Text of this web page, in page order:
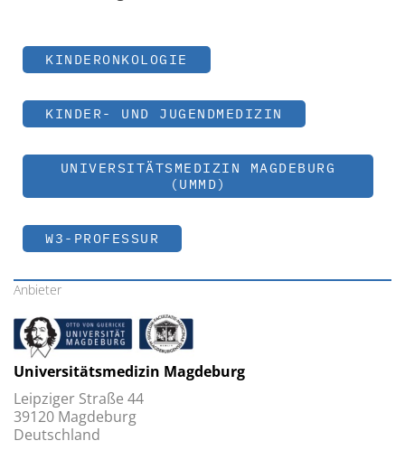
KINDERONKOLOGIE
KINDER- UND JUGENDMEDIZIN
UNIVERSITÄTSMEDIZIN MAGDEBURG
(UMMD)
W3-PROFESSUR
Anbieter
Universitätsmedizin Magdeburg
Leipziger Straße 44
39120 Magdeburg
Deutschland